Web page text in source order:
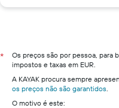
*
Os preços são por pessoa,
impostos e taxas em EUR.
A KAYAK procura sempre
os preços não são garantidos.
O motivo é este: